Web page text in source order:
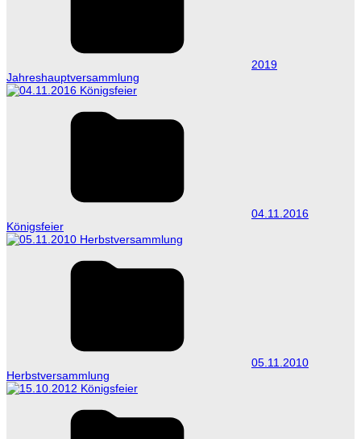
2019
Jahreshauptversammlung
04.11.2016
Königsfeier
05.11.2010
Herbstversammlung